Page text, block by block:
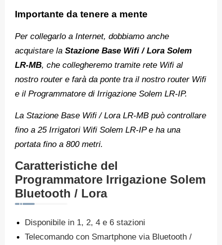
Importante da tenere a mente
Per collegarlo a Internet, dobbiamo anche
acquistare la Stazione Base Wifi / Lora Solem
LR-MB, che collegheremo tramite rete Wifi al
nostro router e farà da ponte tra il nostro router Wifi
e il Programmatore di Irrigazione Solem LR-IP.
La Stazione Base Wifi / Lora LR-MB può controllare
fino a 25 Irrigatori Wifi Solem LR-IP e ha una
portata fino a 800 metri.
Caratteristiche del
Programmatore Irrigazione Solem
Bluetooth / Lora
Disponibile in 1, 2, 4 e 6 stazioni
Telecomando con Smartphone via Bluetooth /